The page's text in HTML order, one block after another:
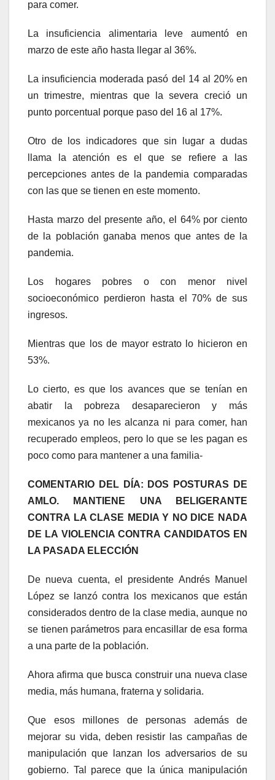
para comer.
La insuficiencia alimentaria leve aumentó en
marzo de este año hasta llegar al 36%.
La insuficiencia moderada pasó del 14 al 20% en
un trimestre, mientras que la severa creció un
punto porcentual porque paso del 16 al 17%.
Otro de los indicadores que sin lugar a dudas
llama la atención es el que se refiere a las
percepciones antes de la pandemia comparadas
con las que se tienen en este momento.
Hasta marzo del presente año, el 64% por ciento
de la población ganaba menos que antes de la
pandemia.
Los hogares pobres o con menor nivel
socioeconómico perdieron hasta el 70% de sus
ingresos.
Mientras que los de mayor estrato lo hicieron en
53%.
Lo cierto, es que los avances que se tenían en
abatir la pobreza desaparecieron y más
mexicanos ya no les alcanza ni para comer, han
recuperado empleos, pero lo que se les pagan es
poco como para mantener a una familia-
COMENTARIO DEL DÍA: DOS POSTURAS DE
AMLO. MANTIENE UNA BELIGERANTE
CONTRA LA CLASE MEDIA Y NO DICE NADA
DE LA VIOLENCIA CONTRA CANDIDATOS EN
LA PASADA ELECCIÓN
De nueva cuenta, el presidente Andrés Manuel
López se lanzó contra los mexicanos que están
considerados dentro de la clase media, aunque no
se tienen parámetros para encasillar de esa forma
a una parte de la población.
Ahora afirma que busca construir una nueva clase
media, más humana, fraterna y solidaria.
Que esos millones de personas además de
mejorar su vida, deben resistir las campañas de
manipulación que lanzan los adversarios de su
gobierno. Tal parece que la única manipulación